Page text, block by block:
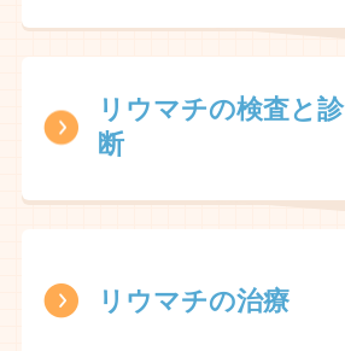
リウマチの検査と診
断
リウマチの治療